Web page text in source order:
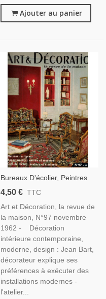
Ajouter au panier
Bureaux D'écolier, Peintres
Jean Picart Le Doux,
Primat, Jean Bart - Art Et
Décoration, N°97 1962
4,50 € TTC
Art et Décoration, la revue de
la maison, N°97 novembre
1962 - Décoration
intérieure contemporaine,
moderne, design : Jean Bart,
décorateur explique ses
préférences à exécuter des
installations modernes -
l'atelier...